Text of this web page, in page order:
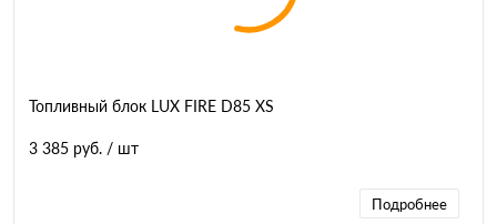
Топливный блок LUX FIRE D85 XS
3 385 руб. / шт
Подробнее